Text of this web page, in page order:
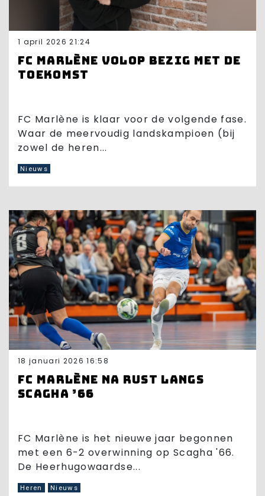
1 april 2026 21:24
FC Marlène volop bezig met de
toekomst
FC Marlène is klaar voor de volgende fase.
Waar de meervoudig landskampioen (bij
zowel de heren...
Nieuws
18 januari 2026 16:58
FC Marlène na rust langs
Scagha ’66
FC Marlène is het nieuwe jaar begonnen
met een 6-2 overwinning op Scagha '66.
De Heerhugowaardse...
Heren Nieuws